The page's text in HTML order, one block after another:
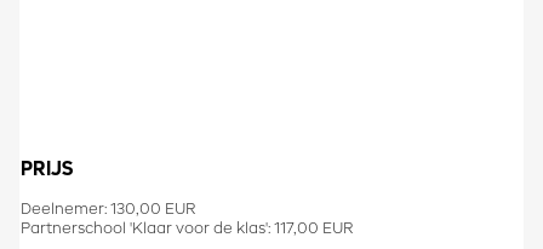
PRIJS
Deelnemer: 130,00 EUR
Partnerschool 'Klaar voor de klas': 117,00 EUR